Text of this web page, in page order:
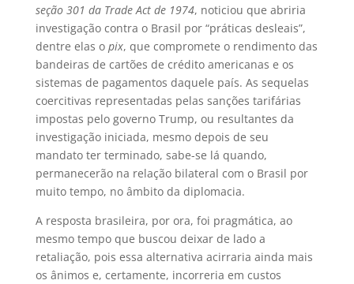
seção 301 da Trade Act de 1974, noticiou que abriria
investigação contra o Brasil por “práticas desleais”,
dentre elas o pix, que compromete o rendimento das
bandeiras de cartões de crédito americanas e os
sistemas de pagamentos daquele país. As sequelas
coercitivas representadas pelas sanções tarifárias
impostas pelo governo Trump, ou resultantes da
investigação iniciada, mesmo depois de seu
mandato ter terminado, sabe-se lá quando,
permanecerão na relação bilateral com o Brasil por
muito tempo, no âmbito da diplomacia.
A resposta brasileira, por ora, foi pragmática, ao
mesmo tempo que buscou deixar de lado a
retaliação, pois essa alternativa acirraria ainda mais
os ânimos e, certamente, incorreria em custos